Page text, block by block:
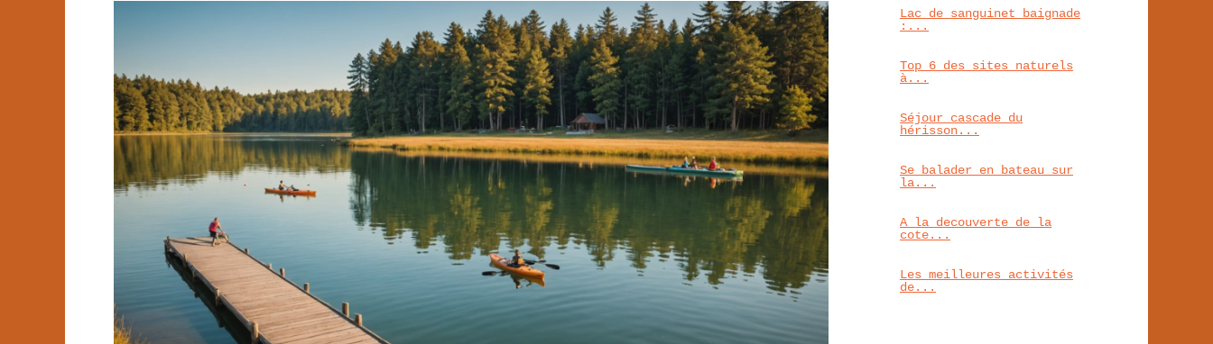
Lac de sanguinet baignade
:...
Top 6 des sites naturels
à...
Séjour cascade du
hérisson...
Se balader en bateau sur
la...
A la decouverte de la
cote...
Les meilleures activités
de...